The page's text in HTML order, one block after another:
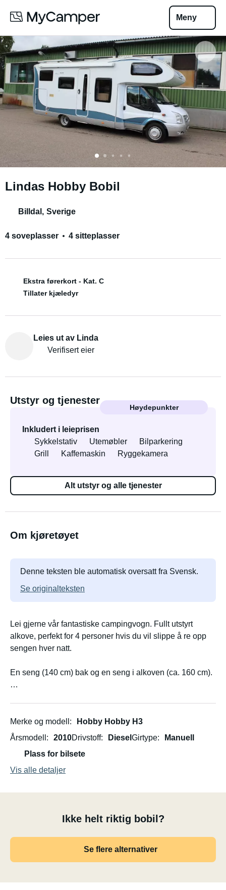
Meny
Lindas Hobby Bobil
Billdal , Sverige
4 soveplasser 4 sitteplasser
Ekstra førerkort - Kat. C
Tillater kjæledyr
Leies ut av Linda
Verifisert eier
Utstyr og tjenester
Høydepunkter
Inkludert i leieprisen
Sykkelstativ
Utemøbler
Bilparkering
Grill
Kaffemaskin Ryggekamera
Alt utstyr og alle tjenester
Om kjøretøyet
Denne teksten ble automatisk oversatt fra Svensk.
Se originalteksten
Lei gjerne vår fantastiske campingvogn. Fullt utstyrt
alkove, perfekt for 4 personer hvis du vil slippe å re opp
sengen hver natt.
En seng (140 cm) bak og en seng i alkoven (ca. 160 cm).
Merke og modell
Hobby Hobby H3
Årsmodell
2010Drivstoff Diesel Girtype
Manuell
Plass for bilsete
Vis alle detaljer
Ikke helt riktig bobil?
Se flere alternativer